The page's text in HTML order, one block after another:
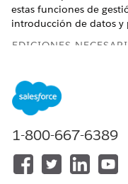
estas funciones de
introducción de datos
EDICIONES
Disponible en:
Disponible en:
licencia Life Sciences
Customer
Sciences Customer
Recomendaciones
1-800-667-6389